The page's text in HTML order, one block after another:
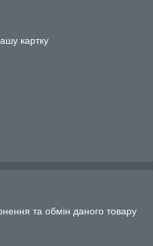
картку
та обмін даного товару